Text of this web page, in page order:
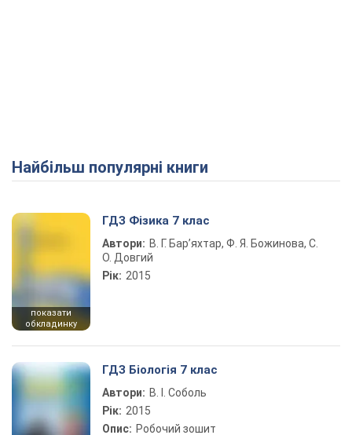
Найбільш популярні книги
показати
обкладинку
ГДЗ Фізика 7 клас
Автори: В. Г. Бар’яхтар, Ф. Я. Божинова, С.
О. Довгий
Рік: 2015
ГДЗ Біологія 7 клас
Автори: В. І. Соболь
Рік: 2015
Опис: Робочий зошит